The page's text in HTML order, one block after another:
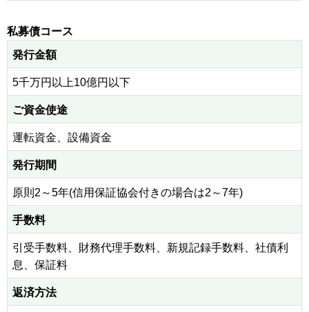
私募債コース
発行金額
5千万円以上10億円以下
ご資金使途
運転資金、設備資金
発行期間
原則2～5年(信用保証協会付きの場合は2～7年)
手数料
引受手数料、財務代理手数料、新規記録手数料、社債利
息、保証料
返済方法